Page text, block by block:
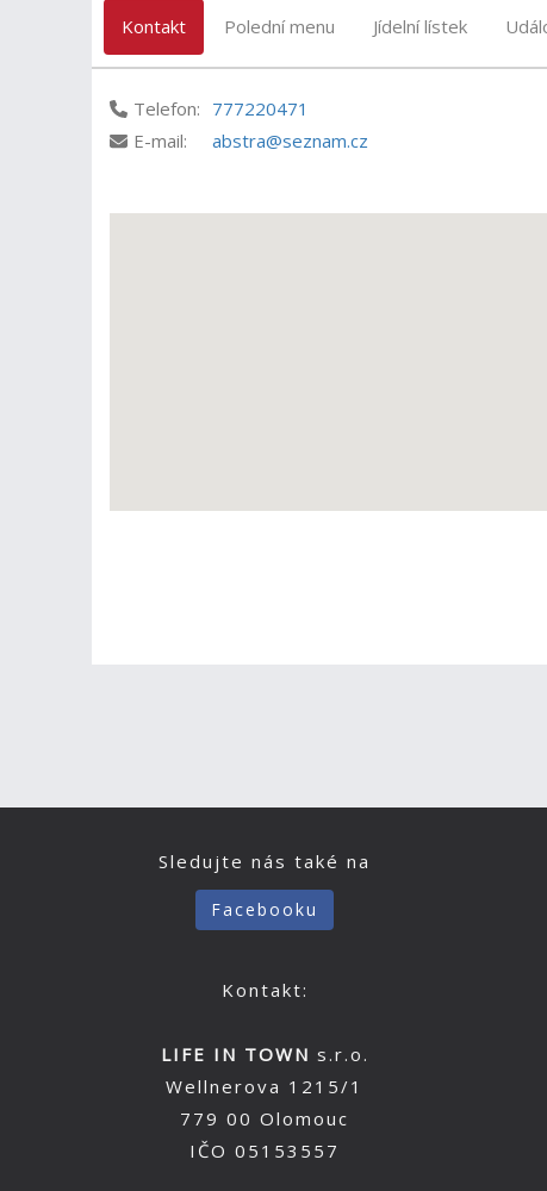
Kontakt Polední menu Jídelní lístek
Telefon: 777220471
E-mail:
abstra@seznam.cz
Sledujte nás také na
Facebooku
Kontakt:
LIFE IN TOWN s.r.o.
Wellnerova 1215/1
779 00 Olomouc
IČO 05153557